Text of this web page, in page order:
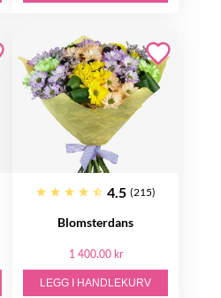
4.5 (215)
Blomsterdans
1 400.00 kr
LEGG I HANDLEKURV